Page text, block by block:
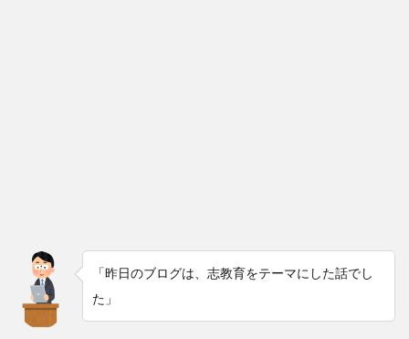
「昨日のブログは、志教育をテーマにした話でし
た」